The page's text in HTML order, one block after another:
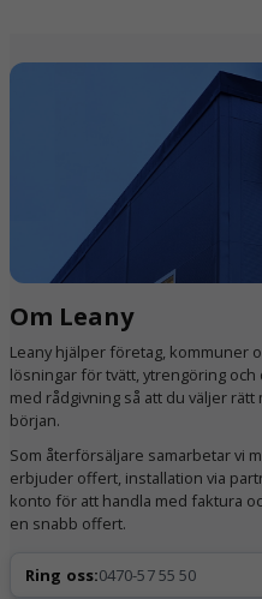
Om Leany
Leany hjälper företag, kommuner
lösningar för tvätt, ytrengöring
med rådgivning så att du väljer
början.
Som återförsäljare samarbetar vi
erbjuder offert, installation via
konto för att handla med faktura
en snabb offert.
Ring oss:0470-57 55 50